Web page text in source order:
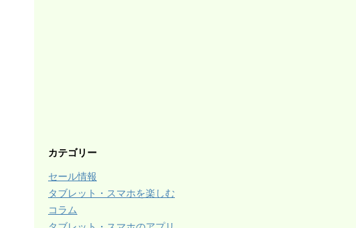
カテゴリー
セール情報
タブレット・スマホを楽しむ
コラム